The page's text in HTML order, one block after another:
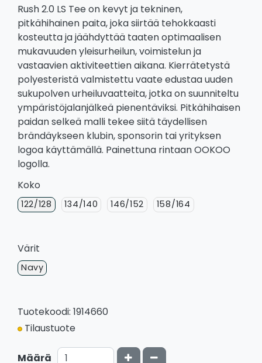
Rush 2.0 LS Tee on kevyt ja tekninen,
pitkähihainen paita, joka siirtää tehokkaasti
kosteutta ja jäähdyttää taaten optimaalisen
mukavuuden yleisurheilun, voimistelun ja
vastaavien aktiviteettien aikana. Kierrätetystä
polyesteristä valmistettu vaate edustaa uuden
sukupolven urheiluvaatteita, jotka on suunniteltu
ympäristöjalanjälkeä pienentäviksi. Pitkähihaisen
paidan selkeä malli tekee siitä täydellisen
brändäykseen klubin, sponsorin tai yrityksen
logoa käyttämällä. Painettuna rintaan OOKOO
logolla.
Koko
122/128 134/140 146/152 158/164
Värit
Navy
Tuotekoodi: 1914660
Tilaustuote
Määrä Kasvata määrää
Vähennä määrää